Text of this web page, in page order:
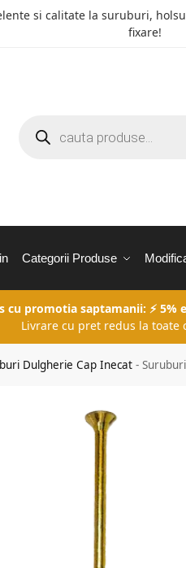
si calitate la suruburi,
fixare!
Categorii Produse
promotia saptamanii: ⚡ 5%
Livrare cu pret redus la toate
Dulgherie Cap Inecat -